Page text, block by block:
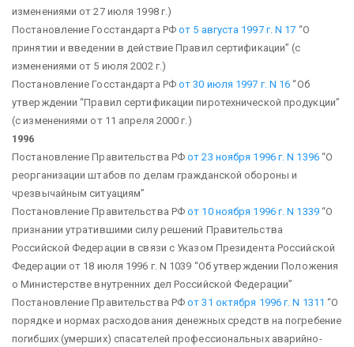
изменениями от 27 июля 1998 г.)
Постановление Госстандарта РФ от 5 августа 1997 г. N 17 “О
принятии и введении в действие Правил сертификации” (с
изменениями от 5 июля 2002 г.)
Постановление Госстандарта РФ от 30 июля 1997 г. N 16 “Об
утверждении “Правил сертификации пиротехнической продукции”
(с изменениями от 11 апреля 2000 г.)
1996
Постановление Правительства РФот 23 ноября 1996 г. N 1396“О
реорганизации штабов по делам гражданской обороны и
чрезвычайным ситуациям”
Постановление Правительства РФот 10 ноября 1996 г. N 1339“О
признании утратившими силу решений Правительства
Российской Федерации в связи с Указом Президента Российской
Федерации от 18 июля 1996 г. N 1039 “Об утверждении Положения
о Министерстве внутренних дел Российской Федерации”
Постановление Правительства РФот 31 октября 1996 г. N 1311 “О
порядке и нормах расходования денежных средств на погребение
погибших (умерших) спасателей профессиональных аварийно-